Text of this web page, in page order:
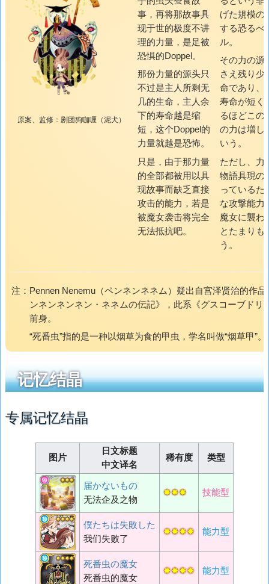
原案、监修：剧团狗咖喱（泥犬）
事，再将那故事具
现于世的极度不讲
理的力量，是足被
恐惧的Doppel。
那份力量的源头只
不过是主人所剩无
几的生命，主人余
下的寿命越是缩
短，这个Doppel的
力量就越是恐怖。
只是，由于那力量
的全部都被用以具
现故事而缺乏直接
攻击的能力，若是
被魔女袭击将完全
无法抵抗吧。
げた規模の
する恐るべ
ル。
その力の源
さえ残り少
命であり、
寿命が短く
るほどこの
の力は増し
いう。
ただし、力
物語具現の
っているた
な攻撃能力
魔女に襲わ
とたまりも
う。
注： Pennen Nenemu（ペンネンネネム ）疑出自宫泽贤治的作品
ンネンネンネン・ネネムの伝記》，此系《グスコーブドリ
前身。
“死番虫”指的是一种以烟草为食的甲虫，学名叫做“烟草甲”。
记忆结晶
专属记忆结晶
图片
日文标题
中文译名
稀有度 类型
届かないもの
无法企及之物
✸✸✸ 技能型
僕たちは失敗した
我们失败了
✸✸✸✸ 能力型
死番虫の魔女
死番虫的魔女
✸✸✸✸ 能力型